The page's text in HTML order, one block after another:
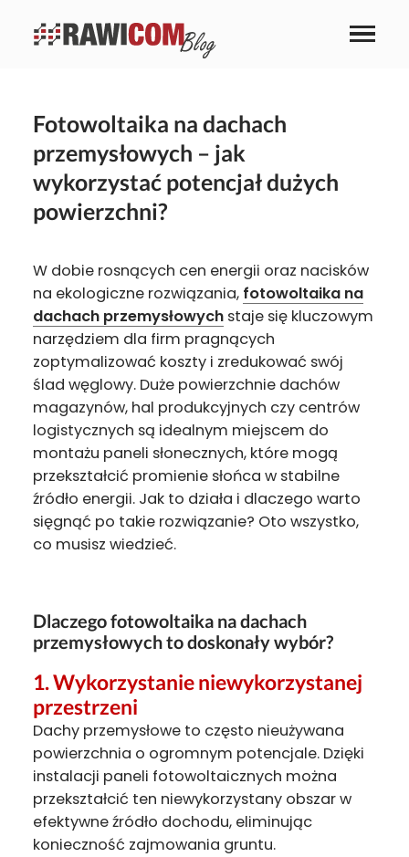
Fotowoltaika na dachach
przemysłowych – jak
wykorzystać potencjał dużych
powierzchni?
W dobie rosnących cen energii oraz nacisków
na ekologiczne rozwiązania, fotowoltaika na
dachach przemysłowych staje się kluczowym
narzędziem dla firm pragnących
zoptymalizować koszty i zredukować swój
ślad węglowy. Duże powierzchnie dachów
magazynów, hal produkcyjnych czy centrów
logistycznych są idealnym miejscem do
montażu paneli słonecznych, które mogą
przekształcić promienie słońca w stabilne
źródło energii. Jak to działa i dlaczego warto
sięgnąć po takie rozwiązanie? Oto wszystko,
co musisz wiedzieć.
Dlaczego fotowoltaika na dachach
przemysłowych to doskonały wybór?
1.Wykorzystanie niewykorzystanej
przestrzeni
Dachy przemysłowe to często nieużywana
powierzchnia o ogromnym potencjale. Dzięki
instalacji paneli fotowoltaicznych można
przekształcić ten niewykorzystany obszar w
efektywne źródło dochodu, eliminując
konieczność zajmowania gruntu.